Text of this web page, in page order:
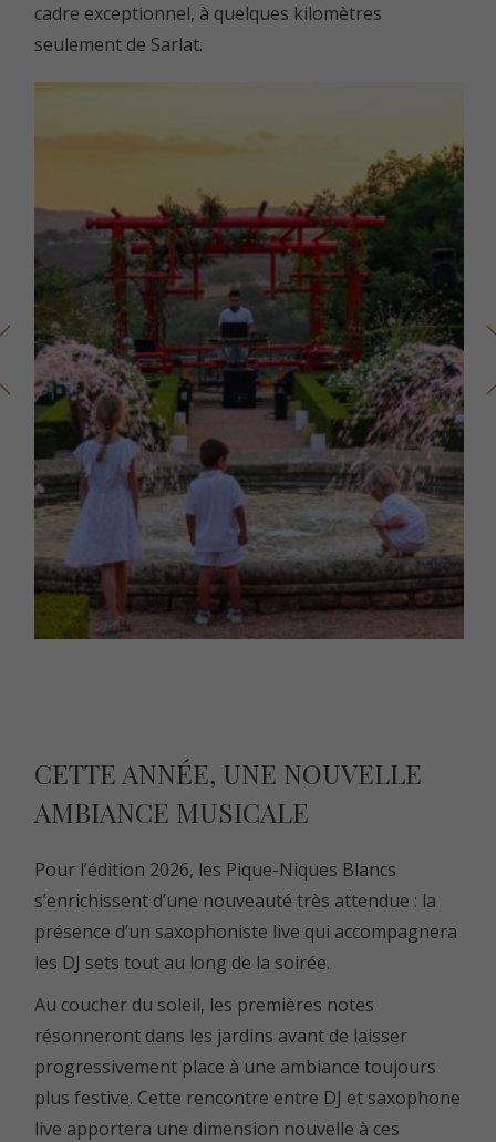
cadre exceptionnel, à quelques kilomètres
seulement de Sarlat.
CETTE ANNÉE, UNE NOUVELLE
AMBIANCE MUSICALE
Pour l’édition 2026, les Pique-Niques Blancs
s’enrichissent d’une nouveauté très attendue : la
présence d’un saxophoniste live qui accompagnera
les DJ sets tout au long de la soirée.
Au coucher du soleil, les premières notes
résonneront dans les jardins avant de laisser
progressivement place à une ambiance toujours
plus festive. Cette rencontre entre DJ et saxophone
live apportera une dimension nouvelle à ces